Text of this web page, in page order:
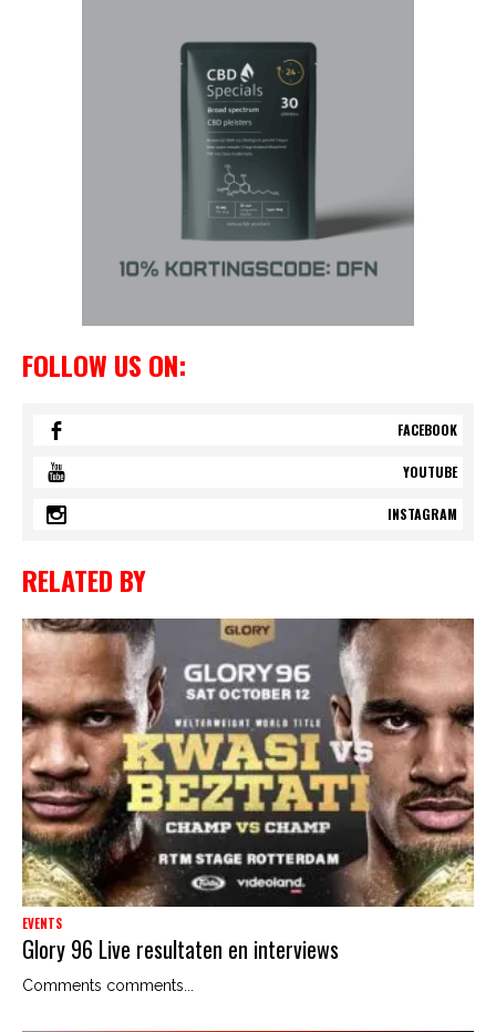
FOLLOW US ON:
FACEBOOK
YOUTUBE
INSTAGRAM
RELATED BY
EVENTS
Glory 96 Live resultaten en interviews
Comments comments...